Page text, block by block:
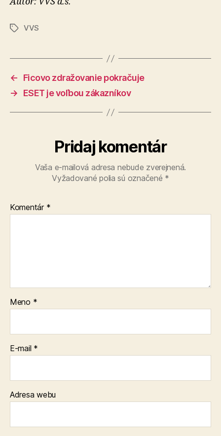
Značky
VVS
←
Ficovo zdražovanie pokračuje
→
ESET je voľbou zákazníkov
Pridaj komentár
Vaša e-mailová adresa nebude zverejnená.
Vyžadované polia sú označené *
Komentár *
Meno *
E-mail *
Adresa webu